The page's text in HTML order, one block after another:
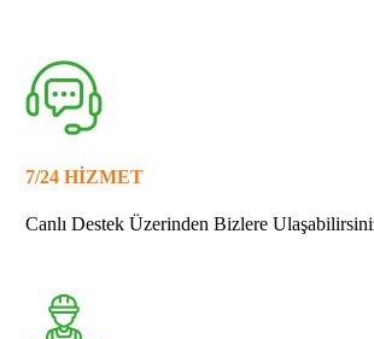
7/24 HİZMET
Canlı Destek Üzerinden Bizlere